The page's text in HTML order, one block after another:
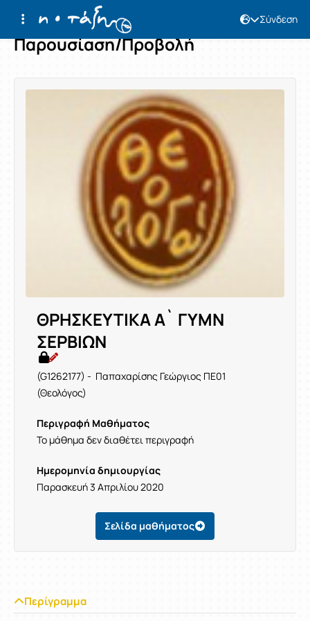
Σύνδεση
Παρουσίαση/Προβολή
ΘΡΗΣΚΕΥΤΙΚΑ Α` ΓΥΜΝ
ΣΕΡΒΙΩΝ
(G1262177) - Παπαχαρίσης Γεώργιος ΠΕ01
(Θεολόγος)
Περιγραφή Μαθήματος
Το μάθημα δεν διαθέτει περιγραφή
Ημερομηνία δημιουργίας
Παρασκευή 3 Απριλίου 2020
Σελίδα μαθήματος
Περίγραμμα